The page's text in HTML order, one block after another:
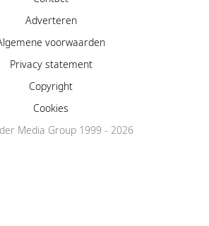
Adverteren
voorwaarden
Privacy statement
Copyright
Cookies
Media Group 1999 - 2026